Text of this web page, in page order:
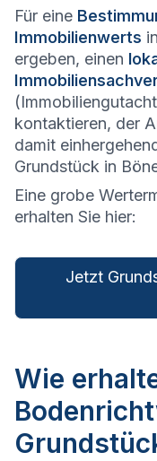
Für eine
Immobilienwerts
ergeben, einen
kontaktieren, der
damit
Grundstück in
Eine grobe
erhalten Sie hier:
Jetzt
Wie